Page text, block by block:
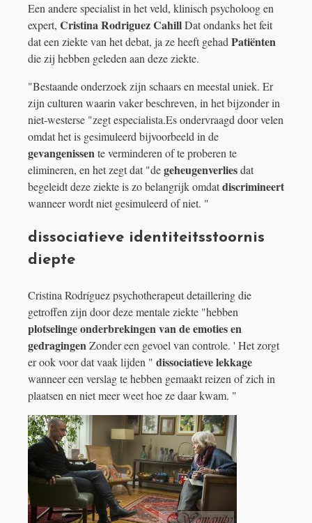
Een andere specialist in het veld, klinisch psycholoog en
expert, Cristina Rodriguez CahillDat ondanks het feit
dat een ziekte van het debat, ja ze heeft gehadPatiënten
die zij hebben geleden aan deze ziekte.
"Bestaande onderzoek zijn schaars en meestal uniek. Er
zijn culturen waarin vaker beschreven, in het bijzonder in
niet-westerse "zegt especialista.Es ondervraagd door velen
omdat het is gesimuleerd bijvoorbeeld in de
gevangenissente verminderen of te proberen te
elimineren, en het zegt dat "degeheugenverliesdat
begeleidt deze ziekte is zo belangrijk omdatdiscrimineert
wanneer wordt niet gesimuleerd of niet. "
dissociatieve identiteitsstoornis
diepte
Cristina Rodríguez psychotherapeut detaillering die
getroffen zijn door deze mentale ziekte "hebben
plotselinge onderbrekingen van de emoties en
gedragingenZonder een gevoel van controle. ' Het zorgt
er ook voor dat vaak lijden " dissociatieve lekkage
wanneer een verslag te hebben gemaakt reizen of zich in
plaatsen en niet meer weet hoe ze daar kwam. "